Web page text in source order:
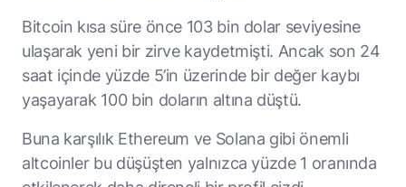
Bitcoin kısa süre önce 103 bin dolar seviyesine
ulaşarak yeni bir zirve kaydetmişti. Ancak son 24
saat içinde yüzde 5’in üzerinde bir değer kaybı
yaşayarak 100 bin doların altına düştü.
Buna karşılık Ethereum ve Solana gibi önemli
altcoinler bu düşüşten yalnızca yüzde 1 oranında